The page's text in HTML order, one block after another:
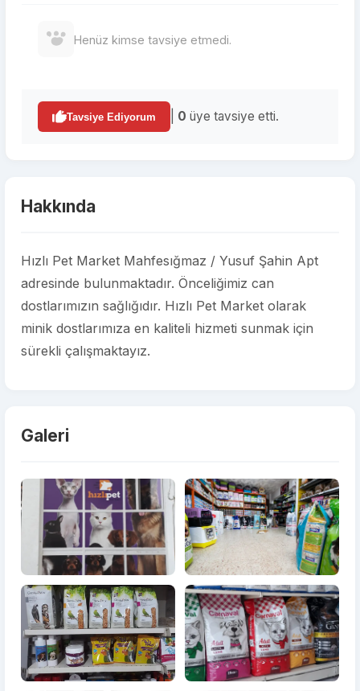
Henüz kimse tavsiye etmedi.
Tavsiye Ediyorum 0 üye tavsiye etti.
Hakkında
Hızlı Pet Market Mahfesığmaz / Yusuf Şahin Apt
adresinde bulunmaktadır. Önceliğimiz can
dostlarımızın sağlığıdır. Hızlı Pet Market olarak
minik dostlarımıza en kaliteli hizmeti sunmak için
sürekli çalışmaktayız.
Galeri